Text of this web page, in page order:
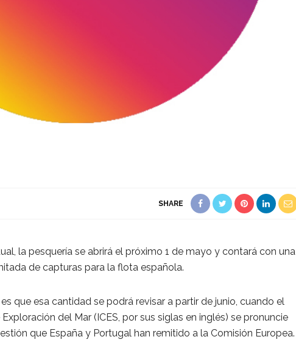
SHARE
la pesquería se abrirá el próximo 1 de mayo y contará con una
de capturas para la flota española.
que esa cantidad se podrá revisar a partir de junio, cuando el
del Mar (ICES, por sus siglas en inglés) se pronuncie
que España y Portugal han remitido a la Comisión Europea.